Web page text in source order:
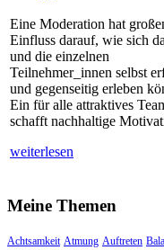
Eine Moderation hat
Einfluss darauf, wie sich
und die einzelnen
Teilnehmer_innen selbst
und gegenseitig erleben
Ein für alle attraktives
schafft nachhaltige
weiterlesen
Meine Themen
Achtsamkeit Atmung Auftreten